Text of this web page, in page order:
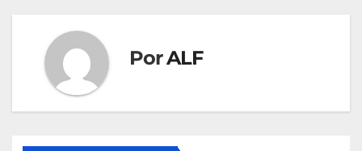
PorALF